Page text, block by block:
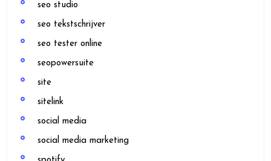
seo studio
seo tekstschrijver
seo tester online
seopowersuite
site
sitelink
social media
social media marketing